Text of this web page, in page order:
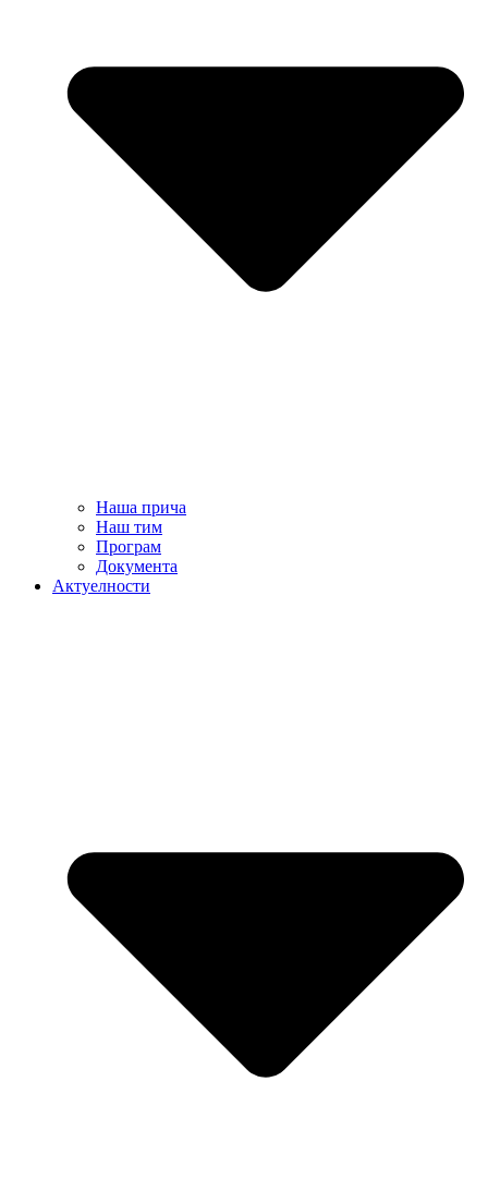
Наша прича
Наш тим
Програм
Документа
Актуелности